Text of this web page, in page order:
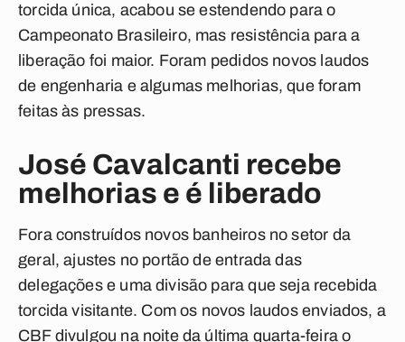
torcida única, acabou se estendendo para o
Campeonato Brasileiro, mas resistência para a
liberação foi maior. Foram pedidos novos laudos
de engenharia e algumas melhorias, que foram
feitas às pressas.
José Cavalcanti recebe
melhorias e é liberado
Fora construídos novos banheiros no setor da
geral, ajustes no portão de entrada das
delegações e uma divisão para que seja recebida
torcida visitante. Com os novos laudos enviados, a
CBF divulgou na noite da última quarta-feira o